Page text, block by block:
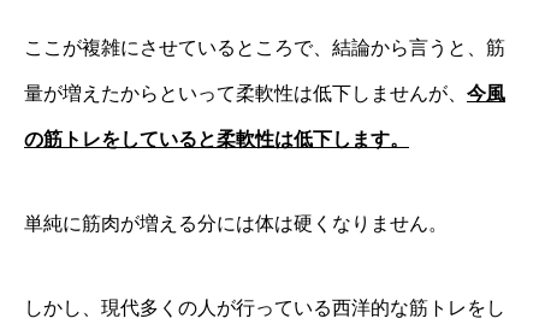
ここが複雑にさせているところで、結論から言うと、筋
量が増えたからといって柔軟性は低下しませんが、 今風
の筋トレをしていると柔軟性は低下します。
単純に筋肉が増える分には体は硬くなりません。
しかし、現代多くの人が行っている西洋的な筋トレをし